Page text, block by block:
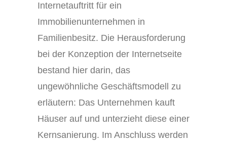
Internetauftritt für ein
Immobilienunternehmen in
Familienbesitz. Die Herausforderung
bei der Konzeption der Internetseite
bestand hier darin, das
ungewöhnliche Geschäftsmodell zu
erläutern: Das Unternehmen kauft
Häuser auf und unterzieht diese einer
Kernsanierung. Im Anschluss werden